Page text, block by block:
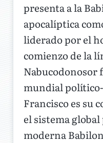
presenta a la
apocalíptica
liderado por el
comienzo de la
Nabucodonosor
mundial
Francisco es su
el sistema
moderna